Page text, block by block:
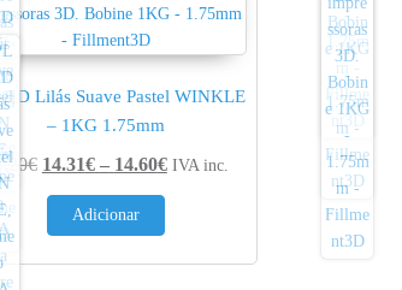
14.60€
HD Lilás Suave Pastel WINKLE
– 1KG 1.75mm
€ 14.31€ – 14.60€Price range: 14.31€ through
IVA inc.
Adicionar